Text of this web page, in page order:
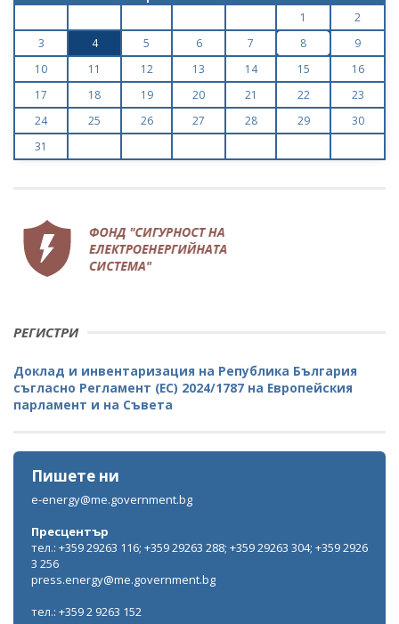
1
2
3
4 5 6 7 8
9
10
11 12 13 14 15
16
17
18 19 20 21 22
23
24
25 26 27 28 29
30
31
РЕГИСТРИ
Доклад и инвентаризация на Република България
съгласно Регламент (ЕС) 2024/1787 на Европейския
парламент и на Съвета
Пишете ни
e-energy@me.government.bg
Пресцентър
тел.: +359 29263 116; +359 29263 288; +359 29263 304; +359 2926
3 256
press.energy@me.government.bg
тел.: +359 2 9263 152